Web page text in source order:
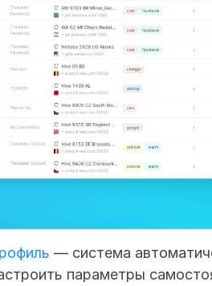
— система
параметры